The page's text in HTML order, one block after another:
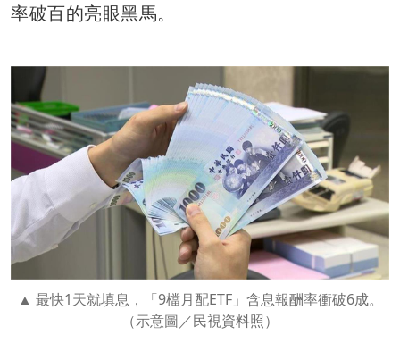
率破百的亮眼黑馬。
最快1天就填息，「9檔月配ETF」含息報酬率衝破6成。
（示意圖／民視資料照）